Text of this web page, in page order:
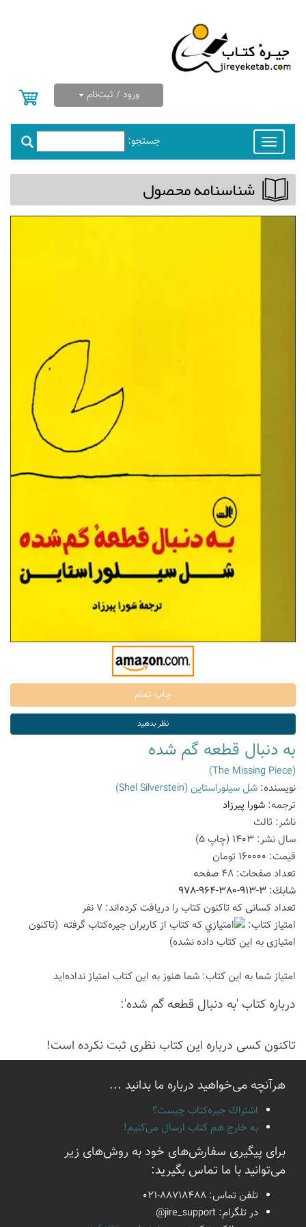
ورود / ثبت‌نام
جستجو:
Toggle
navigation
شناسنامه محصول
به دنبال قطعه گم شده
(The Missing Piece)
نویسنده: شل سیلوراستاین (Shel Silverstein)
ترجمه: شورا پیرزاد
ناشر: ثالث
سال نشر: 1403 (چاپ5
)
قیمت: 160000 تومان
تعداد صفحات: 48 صفحه
شابك: 978-964-380-913-3
تعداد كسانی كه تاكنون كتاب را دریافت كرده‌اند: 7 نفر
امتیاز كتاب:
(تاكنون
امتیازی به این كتاب داده نشده)
امتیاز شما به این كتاب: شما هنوز به این كتاب امتیاز نداده‌اید
درباره كتاب 'به دنبال قطعه گم شده':
تاكنون كسی درباره این كتاب نظری ثبت نكرده است!
هرآنچه می‌خواهید درباره ما بدانید ...
اشتراك جيره‌كتاب چيست؟
به خارج هم كتاب ارسال می‌كنیم!
برای پیگیری سفارش‌های خود به روش‌های زیر
می‌توانید با ما تماس بگیرید:
تلفن تماس: 021-88718488
در تلگرام: @jire_support